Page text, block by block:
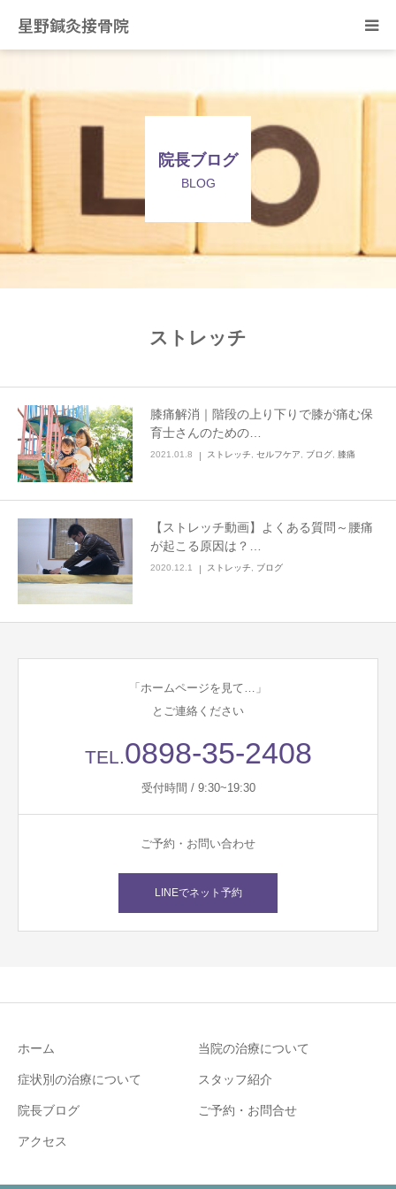
星野鍼灸接骨院
院長ブログ
BLOG
ストレッチ
膝痛解消｜階段の上り下りで膝が痛む保
育士さんのための…
2021.01.8 ストレッチ セルフケア ブログ 膝痛
【ストレッチ動画】よくある質問～腰痛
が起こる原因は？…
2020.12.1 ストレッチ ブログ
「ホームページを見て…」
とご連絡ください
TEL.0898-35-2408
受付時間 / 9:30~19:30
ご予約・お問い合わせ
LINEでネット予約
ホーム 当院の治療について
症状別の治療について スタッフ紹介
院長ブログ ご予約・お問合せ
アクセス
当院の治療について